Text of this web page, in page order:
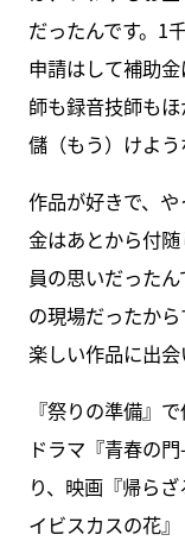
だったんです。1
申請はして補助
師も録音技師も
儲（もう）けよう
作品が好きで、
金はあとから付
員の思いだった
の現場だったか
楽しい作品に出会
『祭りの準備』
ドラマ『青春の
り、映画『帰ら
イビスカスの花